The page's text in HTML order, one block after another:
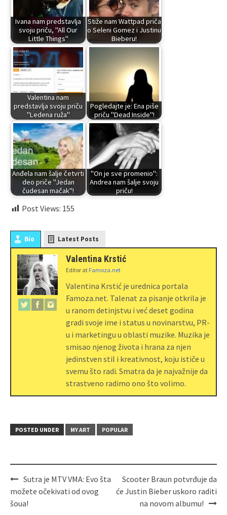
Ivana nam predstavlja
svoju priču, "All Our
Little Things"
Stiže nam Wattpad priča
o Seleni Gomez i Justinu
Bieberu!
Valentina nam
predstavlja svoju priču
"Ledena ruža"
Pogledajte je: Ena piše
priču "Dead Inside"!
Anđela nam šalje četvrti
deo priče "Jedan
čudesan mačak"!
"On je sve promenio":
Andrea nam šalje svoju
priču!
Post Views: 155
Bio Latest Posts
Valentina Krstić
Editor at Famoza.net
Valentina Krstić je urednica portala
Famoza.net. Talenat za pisanje otkrila je
u ranom detinjstvu i već deset godina
gradi svoje ime i status u novinarstvu, PR-
u i marketingu u oblasti muzike. Muzika je
smisao njenog života i hrana za njen
jedinstven stil i kreativnost, koju ističe u
svemu što radi. Smatra da je najvažnije da
strastveno radimo ono što volimo.
POSTED UNDER MY ART POPULAR
Sutra je MTV VMA: Evo šta
možete očekivati od ovog
šoua!
Scooter Braun potvrđuje da
će Justin Bieber uskoro raditi
na novom albumu!